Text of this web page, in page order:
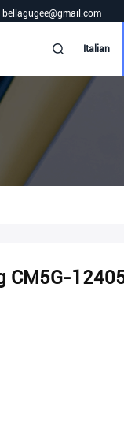
bellagugee@gmail.com
Italian
CM5G-